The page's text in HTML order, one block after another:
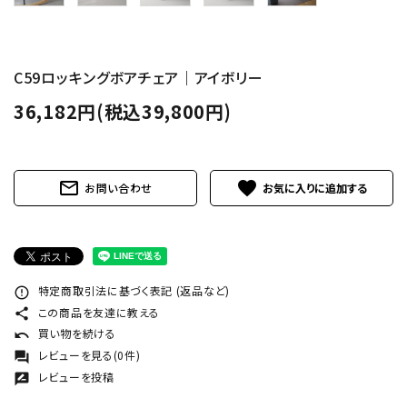
C59ロッキングボアチェア｜アイボリー
36,182円(税込39,800円)
mail_outline お問い合わせ favorite
error_outline 特定商取引法に基づく表記 (返品など)
share この商品を友達に教える
undo 買い物を続ける
forum レビューを見る(0件)
rate_review レビューを投稿